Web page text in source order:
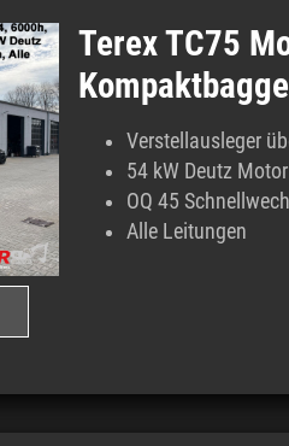
Terex TC75
Verstellausleger
54 kW Deutz Motor
OQ 45
Alle Leitungen